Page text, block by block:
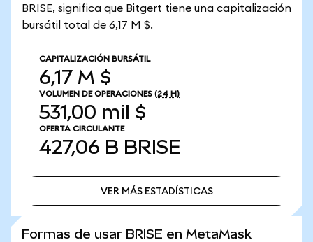
BRISE, significa que Bitgert tiene una capitalización
bursátil total de 6,17 M $.
CAPITALIZACIÓN BURSÁTIL
6,17 M $
VOLUMEN DE OPERACIONES (24 H)
531,00 mil $
OFERTA CIRCULANTE
427,06 B BRISE
VER MÁS ESTADÍSTICAS
Formas de usar BRISE en MetaMask